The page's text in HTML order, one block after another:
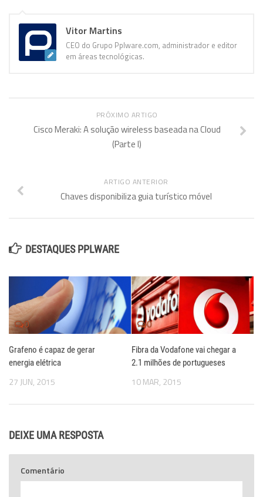
Vitor Martins
CEO do Grupo Pplware.com, administrador e editor
em áreas tecnológicas.
PRÓXIMO ARTIGO
Cisco Meraki: A solução wireless baseada na Cloud
(Parte I)
ARTIGO ANTERIOR
Chaves disponibiliza guia turístico móvel
DESTAQUES PPLWARE
0
Grafeno é capaz de gerar
energia elétrica
27 JUN, 2015
0
Fibra da Vodafone vai chegar a
2.1 milhões de portugueses
10 MAR, 2015
DEIXE UMA RESPOSTA
Comentário